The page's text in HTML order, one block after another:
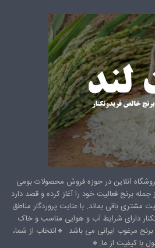
آنلاین در حوزه فروش محصولات بومی
برنج فعالیت خود را آغاز کرده و قصد دارد
باقی بماند. با عنایت پروردگار مناطق
دارای شرایط آب و هوایی مناسب و خاک
مرغوب ایرانی می باشد. 🔸️انتخاب از شما،
با کیفیت از ما.🔸️